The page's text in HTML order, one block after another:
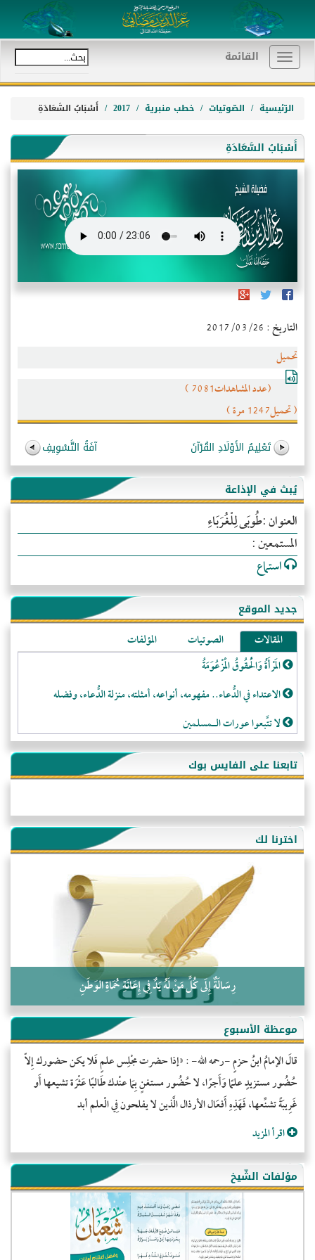
Toggle
navigation
القائمة
الرّئيسية الصّوتيات خطب منبرية 2017 أَسْبَابُ السَّعَادَةِ
أَسْبَابُ السَّعَادَةِ
التاريخ : 2017/03/26
تحميل
(عدد المشاهدات7081 )
( تحميل1247 مرة )
تَعْلِيمُ الأَوْلَادِ القُرْآنَ آفَةُ التَّسْوِيفِ
يُبث في الإذاعة
العنوان :طُوبَى لِلْغُرَبَاءِ
المستمعين :
استماع
جديد الموقع
المقالات الصوتيات
المؤلفات
المَرْأَةُ وَالْحُقُوقُ الْمَزْعُوَمَةُ
الاعتداء في الدُّعاء.. مفهومه، أنواعه، أمثلته، منزلة الدُّعاء، وفضله
لا تتَّبعوا عورات الـمسلمين
فقه النَّصيحة عند الصَّحابة الكرام رضي الله عنهم
لَا عِزَّةَ إِلَّا بِالإِسْلَامِ
هذه سبيلنا فماذا تنقمون؟!
أُسُـسُ بَـيْـتِ الـمُسْـلِمِ
التَّعْلِيمُ القُرْآنِي
كلمة إلى إخواني السلفيين في الجزائر
تابعنا على الفايس بوك
اخترنا لك
رِسَالَةٌ إِلَى كُلِّ مَنْ لَهُ يَدٌ فِي إِعَانَةِ حُمَاةِ الوَطَنِ
موعظة الأسبوع
قالَ الإمامُ ابنُ حزمٍ -رحمه الله- : «إذا حضرت مجْلِس علمٍ فَلا يكن حضورك إِلاّ
حُضُور مستزيدٍ علمًا وَأَجرًا، لا حُضُور مستغنٍ بِمَا عنْدك طَالبًا عَثْرَة تشيعها أَو
غَرِيبَةً تشنِّعها، فَهَذِهِ أَفعَال الأرذال الَّذين لا يفلحون فِي الْعلم أبد
اقرأ المزيد
مؤلفات الشّيخ